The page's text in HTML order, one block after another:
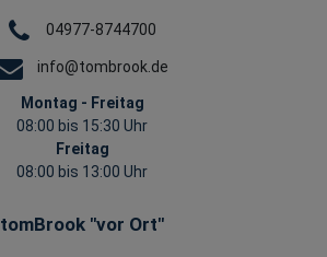
04977-8744700
info@tombrook.de
Montag - Freitag
08:00 bis 15:30 Uhr
Freitag
08:00 bis 13:00 Uhr
tomBrook "vor Ort"